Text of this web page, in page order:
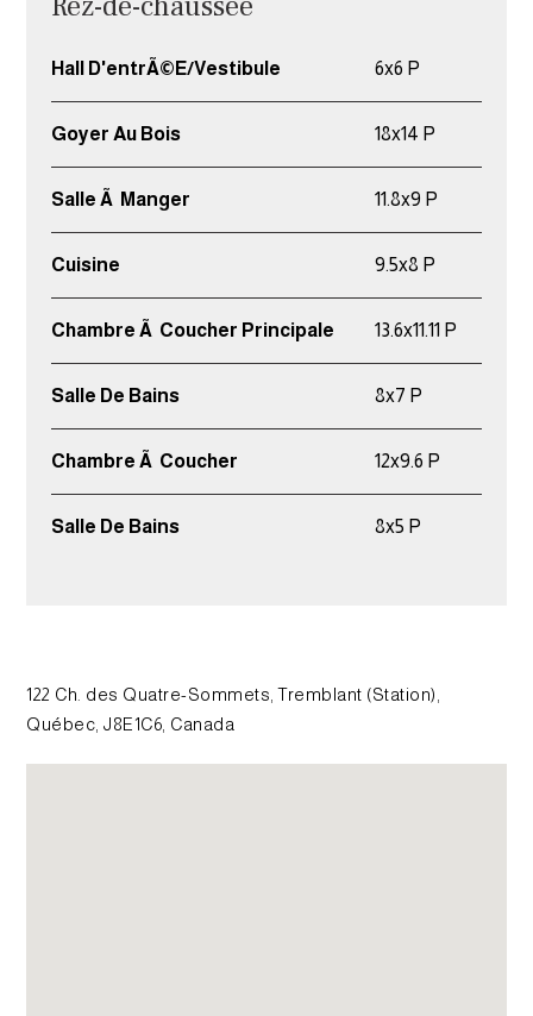
Hall D'entrÃ©e/Vestibule 6x6 P
Goyer Au Bois 18x14 P
Salle Ã Manger 11.8x9 P
Cuisine 9.5x8 P
Chambre Ã Coucher Principale 13.6x11.11 P
Salle De Bains 8x7 P
Chambre Ã Coucher 12x9.6 P
Salle De Bains 8x5 P
122 Ch. des Quatre-Sommets, Tremblant (Station),
Québec, J8E1C6, Canada